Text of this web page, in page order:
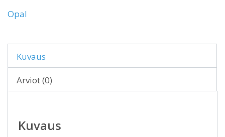
Opal
Kuvaus
Arviot (0)
Kuvaus